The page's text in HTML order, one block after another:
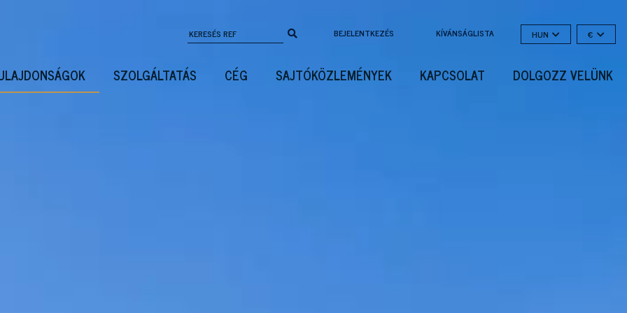
BEJELENTKEZÉS KÍVÁNSÁGLISTA HUN €
SZOLGÁLTATÁS CÉG SAJTÓKÖZLEMÉNYEK KAPCSOLAT DOLGOZZ VELÜNK